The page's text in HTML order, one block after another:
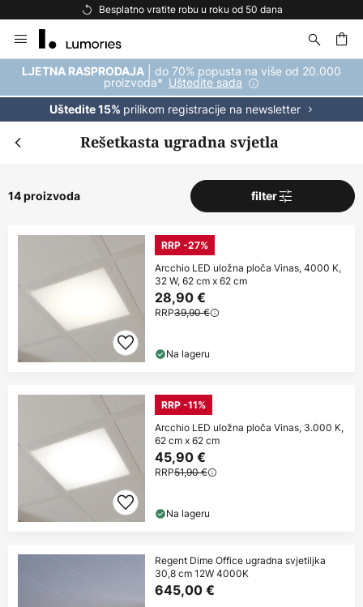
Besplatno vratite robu u roku od 50 dana
to
Content
LJETNA RASPRODAJA | do 70% popusta na više od 20.000
proizvoda* Uštedite sada
Uštedite 15% prilikom registracije na newsletter
Rešetkasta ugradna svjetla
14 proizvoda filter
RRP -27%
Arcchio LED uložna ploča Vinas, 4000 K,
32 W, 62 cm x 62 cm
28,90 €
RRP39,90 €
Na lageru
RRP -11%
Arcchio LED uložna ploča Vinas, 3.000 K,
62 cm x 62 cm
45,90 €
RRP51,90 €
Na lageru
Regent Dime Office ugradna svjetiljka
30,8 cm 12W 4000K
645,00 €